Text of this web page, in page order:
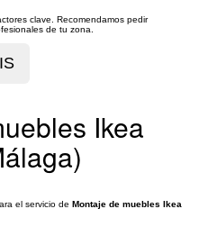
clave. Recomendamos pedir
de tu zona.
Ikea
el servicio de Montaje de muebles Ikea